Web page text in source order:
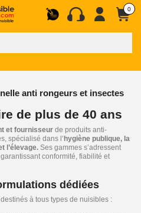
0
anti rongeurs et insectes
de plus de 40 ans
et fournisseur de produits anti-
spécialisé dans l’ hygiène publique, la
l’élevage. Ses gammes s’adressent
garantissant conformité, fiabilité et
dédiées
à tous types de nuisibles :